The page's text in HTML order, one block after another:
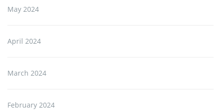
May 2024
April 2024
March 2024
February 2024